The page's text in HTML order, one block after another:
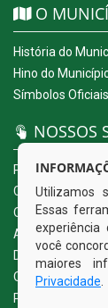
O
História do
Hino do
Símbolos Oficiais
NOSSOS
Portal da
Carta de
Ouvidoria
Acesso a
Diário Oficial
Quadro de Avisos
Política de
Utilizamos
Essas
experiência
você
maiores
Privacidade